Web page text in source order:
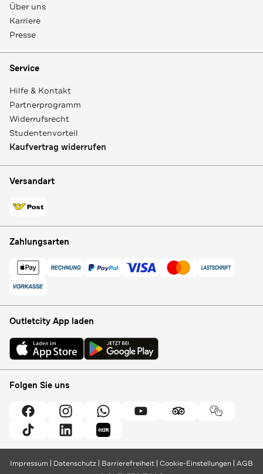
Über uns
Karriere
Presse
Service
Hilfe & Kontakt
Partnerprogramm
Widerrufsrecht
Studentenvorteil
Kaufvertrag widerrufen
Versandart
Zahlungsarten
Outletcity App laden
Folgen Sie uns
Impressum Datenschutz Barrierefreiheit Cookie-Einstellungen AGB